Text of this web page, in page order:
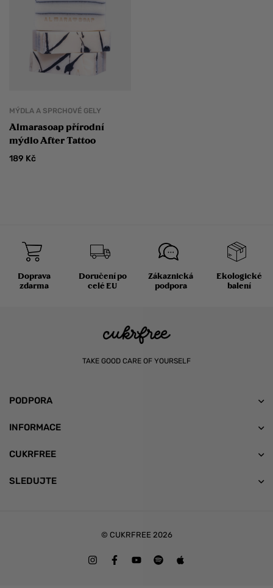
MÝDLA A SPRCHOVÉ GELY
Almarasoap přírodní
mýdlo After Tattoo
189 Kč
Doprava
zdarma
Doručení po
celé EU
Zákaznická
podpora
Ekologické
balení
TAKE GOOD CARE OF YOURSELF
PODPORA
INFORMACE
CUKRFREE
SLEDUJTE
© CUKRFREE 2026